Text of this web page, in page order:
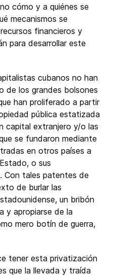
cómo y a quiénes se
mecanismos se
financieros y
para desarrollar este
cubanos no han
de los grandes bolsones
han proliferado a partir
pública estatizada
capital extranjero y/o las
se fundaron mediante
en otros países a
o sus
Con tales patentes de
de burlar las
un bribón
y apropiarse de la
mero botín de guerra,
tener esta privatización
que la llevada y traída